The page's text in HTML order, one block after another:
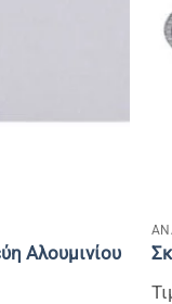
Αλουμινίου